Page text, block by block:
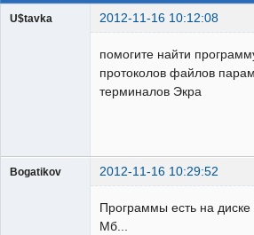
U$tavka 2012-11-16 10:12:08
помогите найти
протоколов файлов
терминалов Экра
Bogatikov 2012-11-16 10:29:52
Программы есть на
Мб...